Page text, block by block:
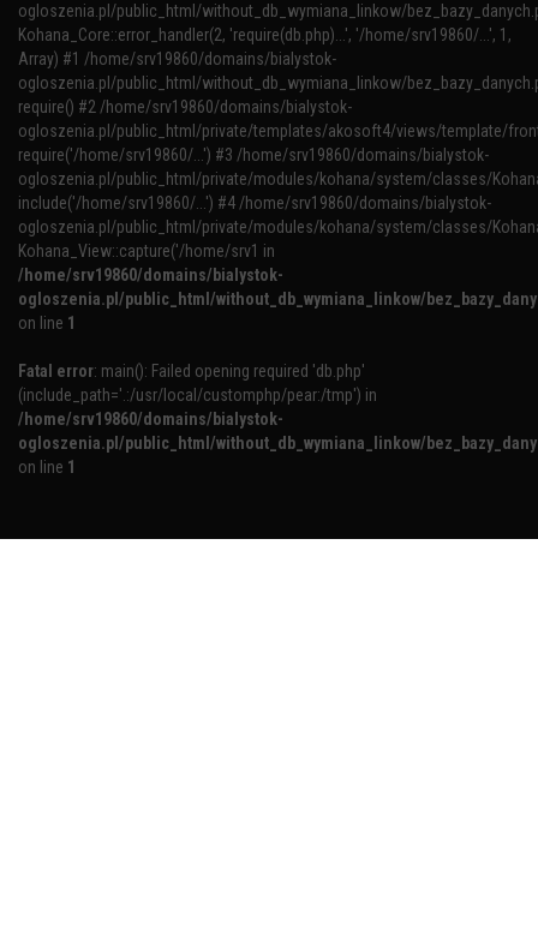
ogloszenia.pl/public_html/without_db_wymiana_linkow/
Kohana_Core::error_handler(2, 'require(db.php)...', '/home/srv19860/...', 1,
Array) #1 /home/srv19860/domains/bialystok-
ogloszenia.pl/public_html/without_db_wymiana_linkow/
require() #2 /home/srv19860/domains/bialystok-
ogloszenia.pl/public_html/private/templates/akosoft4/views/template/
require('/home/srv19860/...') #3 /home/srv19860/domains/bialystok-
ogloszenia.pl/public_html/private/modules/kohana/system/classes/
include('/home/srv19860/...') #4 /home/srv19860/domains/bialystok-
ogloszenia.pl/public_html/private/modules/kohana/system/classes/
Kohana_View::capture('/home/srv1 in
/home/srv19860/domains/bialystok-
ogloszenia.pl/public_html/without_db_wymiana_linkow/
on line 1
Fatal error: main(): Failed opening required 'db.php'
(include_path='.:/usr/local/customphp/pear:/tmp') in
/home/srv19860/domains/bialystok-
ogloszenia.pl/public_html/without_db_wymiana_linkow/
on line 1